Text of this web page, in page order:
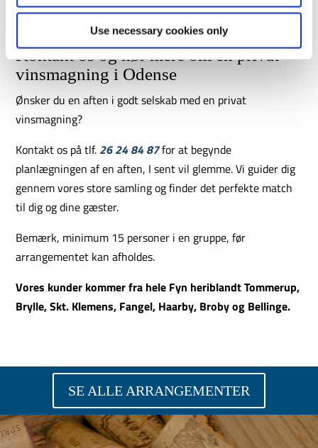
Use necessary cookies only
chokoladeeller envingave.
Kontakt os og hør mere om en privat
vinsmagning i Odense
Ønsker du en aften i godt selskab med en privat
vinsmagning?
Kontakt os på tlf. 26 24 84 87for at begynde
planlægningen af en aften, I sent vil glemme. Vi guider dig
gennem vores store samling og finder det perfekte match
til dig og dine gæster.
Bemærk, minimum 15 personer i en gruppe, før
arrangementet kan afholdes.
Vores kunder kommer fra hele Fyn heriblandt Tommerup,
Brylle, Skt. Klemens, Fangel, Haarby, Broby og Bellinge.
SE ALLE ARRANGEMENTER